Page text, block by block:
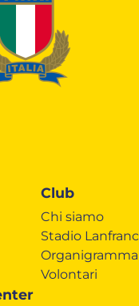
Club
Chi siamo
Stadio
Volontari